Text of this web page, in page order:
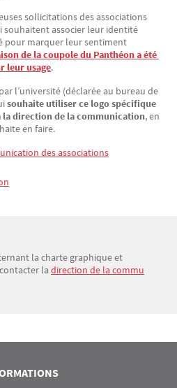
sollicitations des associations
souhaitent associer leur identité
pour marquer leur sentiment
de la coupole du Panthéon a été
leur usage.
l’université (déclarée au bureau de
souhaite utiliser ce logo spécifique
la direction de la communication, en
en faire.
des associations
la charte graphique et
la direction de la commu